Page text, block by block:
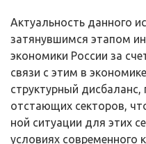
Актуальность данного
затянувшимся этапом
экономики России за
связи с этим в
структурный
отстающих секторов,
ной ситуации для этих
условиях современного